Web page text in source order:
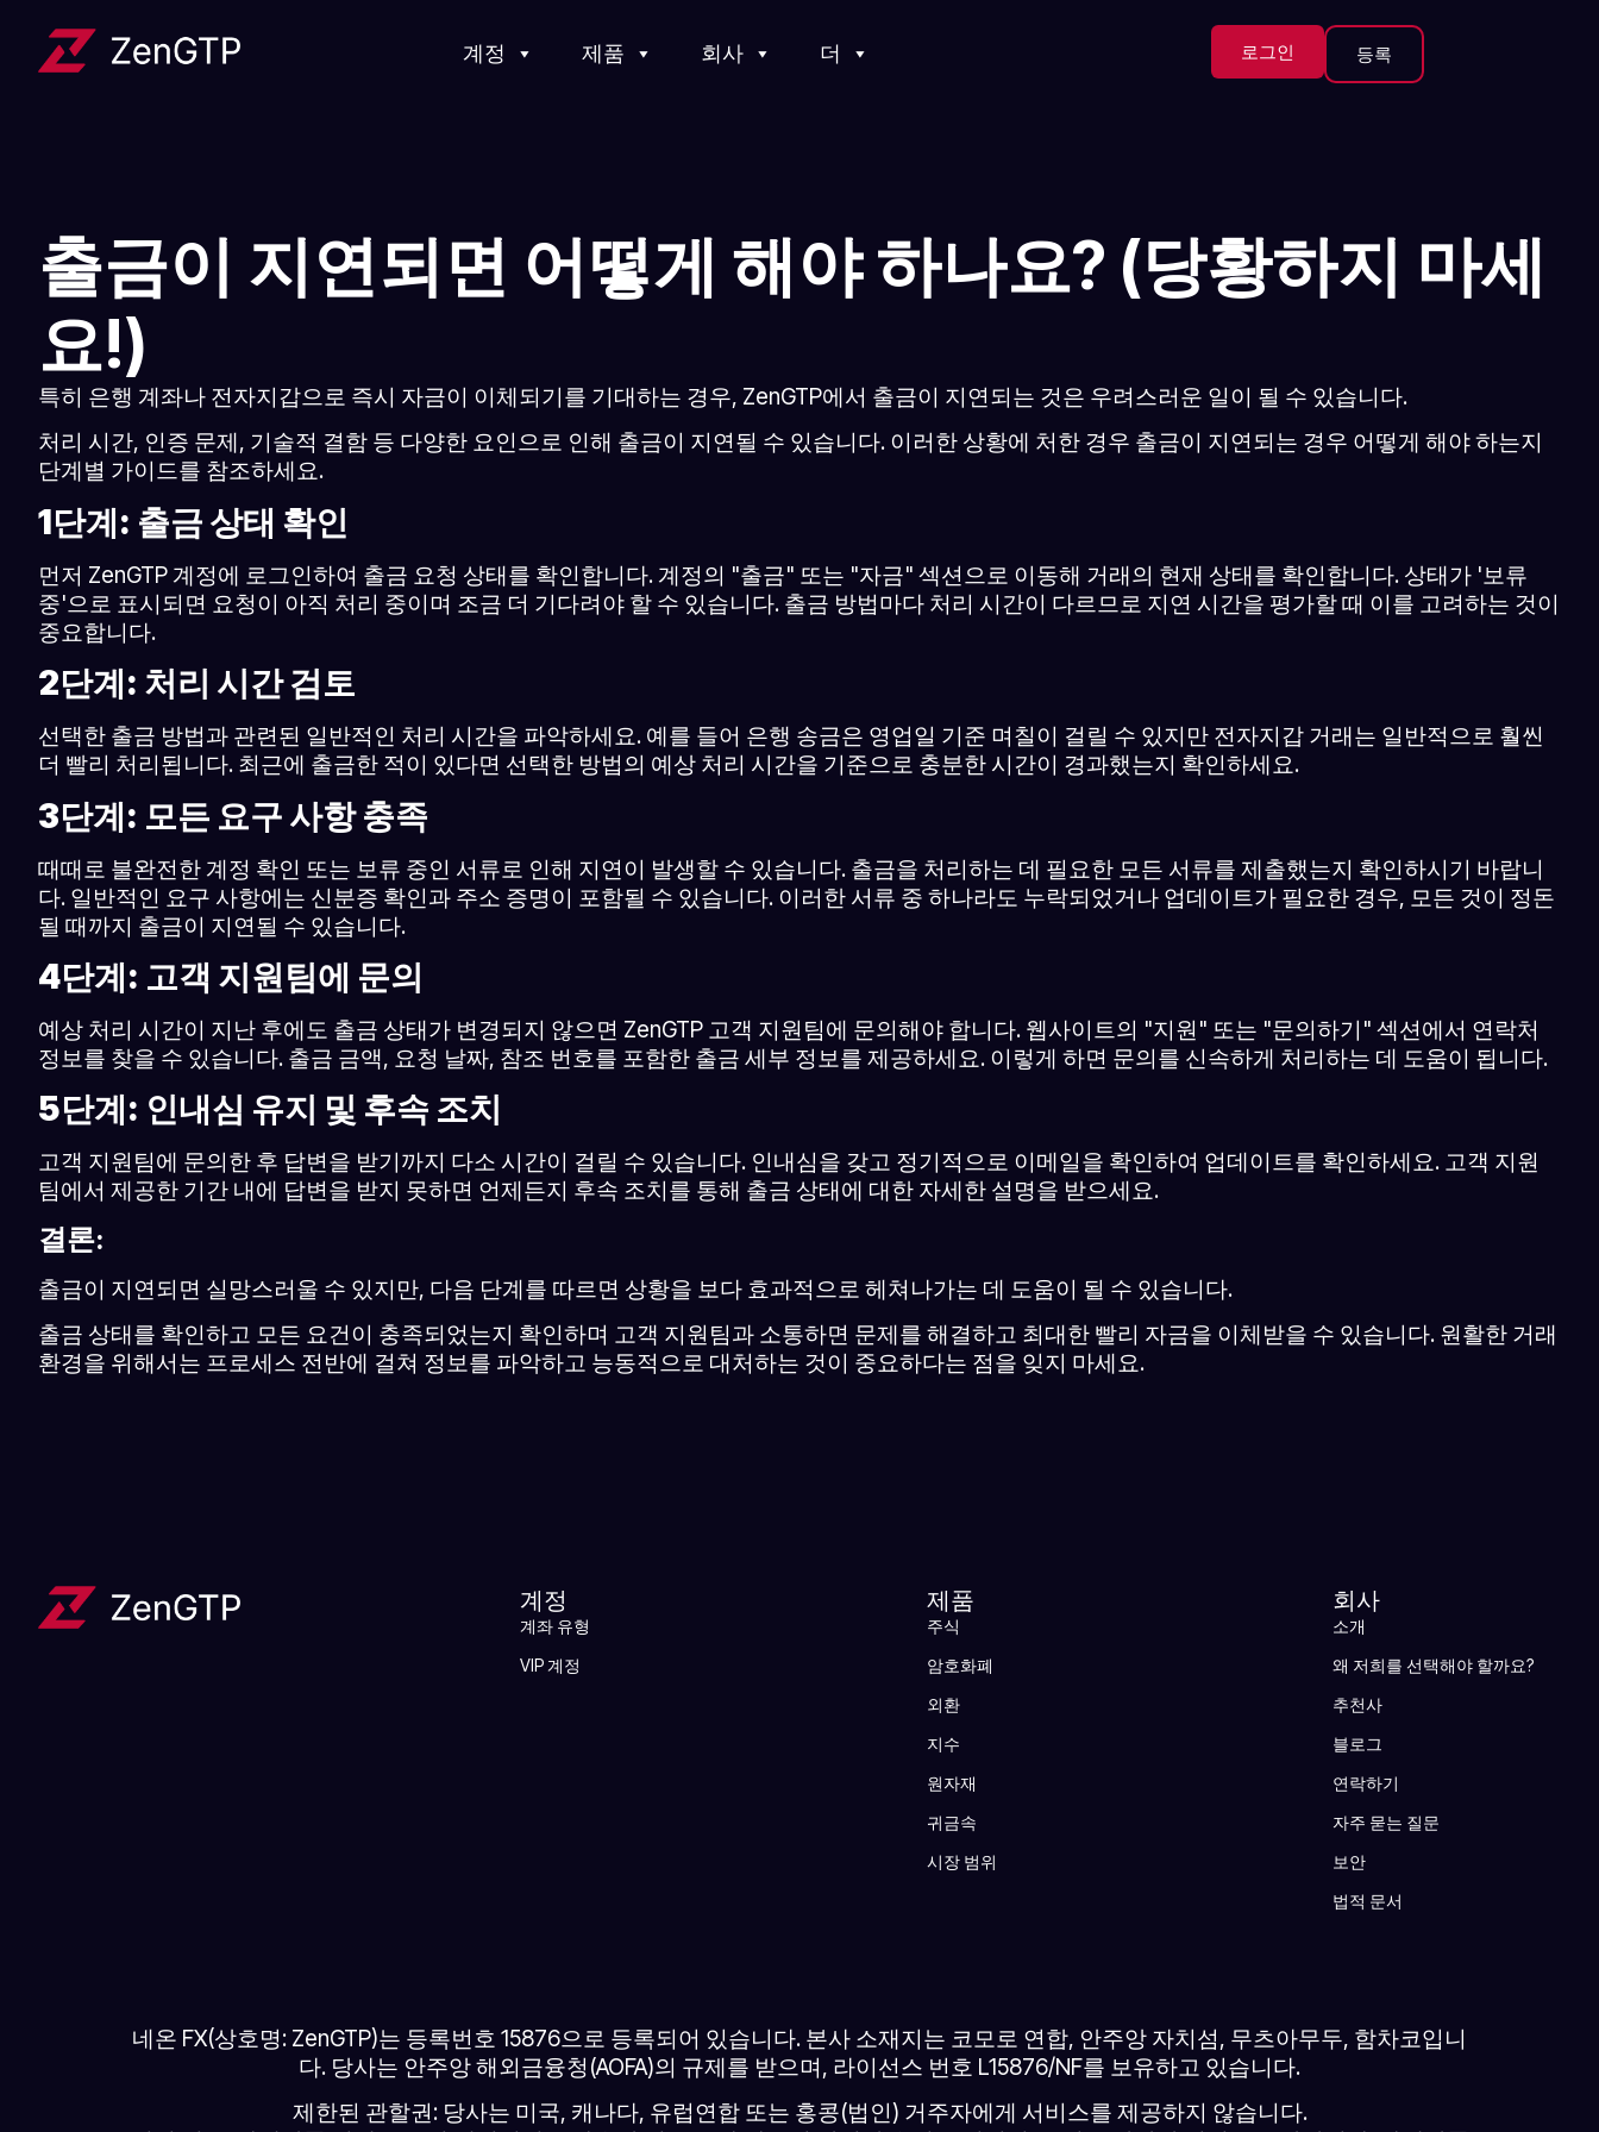
계정 제품 회사 더 로그인 등록
출금이 지연되면 어떻게 해야 하나요? (당황하지 마세
요!)
특히 은행 계좌나 전자지갑으로 즉시 자금이 이체되기를 기대하는 경우, ZenGTP에서 출금이 지연되는 것은 우려스러운 일이 될 수 있습니다.
처리 시간, 인증 문제, 기술적 결함 등 다양한 요인으로 인해 출금이 지연될 수 있습니다. 이러한 상황에 처한 경우 출금이 지연되는 경우 어떻게 해야 하는지
단계별 가이드를 참조하세요.
1단계: 출금 상태 확인
먼저 ZenGTP 계정에 로그인하여 출금 요청 상태를 확인합니다. 계정의 "출금" 또는 "자금" 섹션으로 이동해 거래의 현재 상태를 확인합니다. 상태가 '보류
중'으로 표시되면 요청이 아직 처리 중이며 조금 더 기다려야 할 수 있습니다. 출금 방법마다 처리 시간이 다르므로 지연 시간을 평가할 때 이를 고려하는 것이
중요합니다.
2단계: 처리 시간 검토
선택한 출금 방법과 관련된 일반적인 처리 시간을 파악하세요. 예를 들어 은행 송금은 영업일 기준 며칠이 걸릴 수 있지만 전자지갑 거래는 일반적으로 훨씬
더 빨리 처리됩니다. 최근에 출금한 적이 있다면 선택한 방법의 예상 처리 시간을 기준으로 충분한 시간이 경과했는지 확인하세요.
3단계: 모든 요구 사항 충족
때때로 불완전한 계정 확인 또는 보류 중인 서류로 인해 지연이 발생할 수 있습니다. 출금을 처리하는 데 필요한 모든 서류를 제출했는지 확인하시기 바랍니
다. 일반적인 요구 사항에는 신분증 확인과 주소 증명이 포함될 수 있습니다. 이러한 서류 중 하나라도 누락되었거나 업데이트가 필요한 경우, 모든 것이 정돈
될 때까지 출금이 지연될 수 있습니다.
4단계: 고객 지원팀에 문의
예상 처리 시간이 지난 후에도 출금 상태가 변경되지 않으면 ZenGTP 고객 지원팀에 문의해야 합니다. 웹사이트의 "지원" 또는 "문의하기" 섹션에서 연락처
정보를 찾을 수 있습니다. 출금 금액, 요청 날짜, 참조 번호를 포함한 출금 세부 정보를 제공하세요. 이렇게 하면 문의를 신속하게 처리하는 데 도움이 됩니다.
5단계: 인내심 유지 및 후속 조치
고객 지원팀에 문의한 후 답변을 받기까지 다소 시간이 걸릴 수 있습니다. 인내심을 갖고 정기적으로 이메일을 확인하여 업데이트를 확인하세요. 고객 지원
팀에서 제공한 기간 내에 답변을 받지 못하면 언제든지 후속 조치를 통해 출금 상태에 대한 자세한 설명을 받으세요.
결론:
출금이 지연되면 실망스러울 수 있지만, 다음 단계를 따르면 상황을 보다 효과적으로 헤쳐나가는 데 도움이 될 수 있습니다.
출금 상태를 확인하고 모든 요건이 충족되었는지 확인하며 고객 지원팀과 소통하면 문제를 해결하고 최대한 빨리 자금을 이체받을 수 있습니다. 원활한 거래
환경을 위해서는 프로세스 전반에 걸쳐 정보를 파악하고 능동적으로 대처하는 것이 중요하다는 점을 잊지 마세요.
계정
계좌 유형
VIP 계정
제품
주식
암호화폐
외환
지수
원자재
귀금속
시장 범위
회사
소개
왜 저희를 선택해야 할까요?
추천사
블로그
연락하기
자주 묻는 질문
보안
법적 문서
네온 FX(상호명: ZenGTP)는 등록번호 15876으로 등록되어 있습니다. 본사 소재지는 코모로 연합, 안주앙 자치섬, 무츠아무두, 함차코입니
다. 당사는 안주앙 해외금융청(AOFA)의 규제를 받으며, 라이선스 번호 L15876/NF를 보유하고 있습니다.
제한된 관할권: 당사는 미국, 캐나다, 유럽연합 또는 홍콩(법인) 거주자에게 서비스를 제공하지 않습니다.